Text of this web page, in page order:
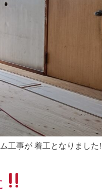
工事が 着工となりました